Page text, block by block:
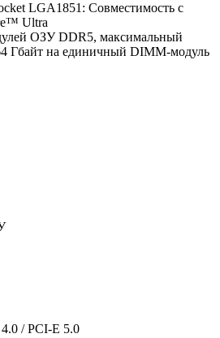
LGA1851: Совместимость с
Ultra
ОЗУ DDR5, максимальный
Гбайт на единичный DIMM-модуль
/ PCI-E 5.0